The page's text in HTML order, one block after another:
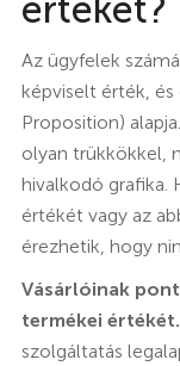
értékét?
Az ügyfelek
képviselt érték, és
Proposition)
olyan trükkökkel,
hivalkodó grafika.
értékét vagy az
érezhetik, hogy
Vásárlóinak
termékei értékét.
szolgáltatás